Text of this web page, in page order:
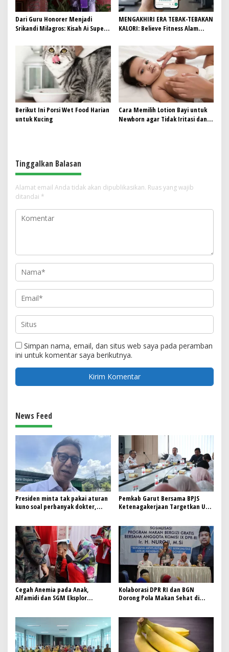
Dari Guru Honorer Menjadi
Srikandi Milagros: Kisah Ai Supeni
Sebotol Air
MENGAKHIRI ERA TEBAK-TEBAKAN
KALORI: Believe Fitness Alam
Nutritionist & Garansi 100%
Cashback Transformasi
Berikut Ini Porsi Wet Food Harian
untuk Kucing
Cara Memilih Lotion Bayi untuk
Newborn agar Tidak Iritasi dan
Tinggalkan Balasan
Alamat email Anda tidak akan dipublikasikan. Ruas yang wajib
ditandai *
Simpan nama, email, dan situs web saya pada peramban
ini untuk komentar saya berikutnya.
News Feed
Presiden minta tak pakai aturan
kuno soal perbanyak dokter,
Pemkab Garut Bersama BPJS
Ketenagakerjaan Targetkan UCJ
Cegah Anemia pada Anak,
Alfamidi dan SGM Eksplor
Kolaborasi DPR RI dan BGN
Dorong Pola Makan Sehat di